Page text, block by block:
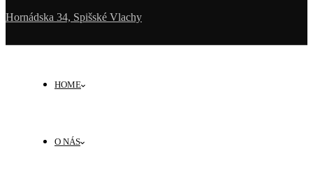
Hornádska 34, Spišské Vlachy
HOME
O NÁS